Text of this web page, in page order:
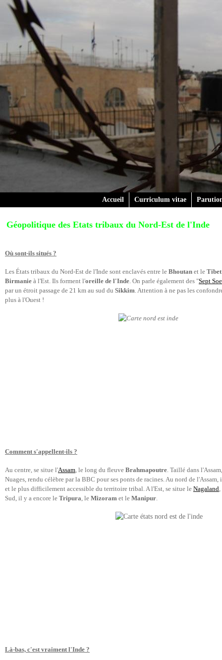
Accueil Curriculum vitae
Géopolitique des Etats tribaux du Nord-Est de l'Inde
Où sont-ils situés ?
Les États tribaux du Nord-Est de l'Inde sont enclavés entre le Bhoutan et le Tibet
Birmanie à l'Est. Ils forment l'oreille de l'Inde. On parle également des "Sept
par un étroit passage de 21 km au sud du Sikkim. Attention à ne pas les
plus à l'Ouest !
Comment s'appellent-ils ?
Au centre, se situe l'Assam , le long du fleuve Brahmapoutre . Taillé dans
Nuages, rendu célèbre par la BBC pour ses ponts de racines. Au nord de l'Assam,
et le plus difficilement accessible du territoire tribal. A l'Est, se situe le Nagaland
Sud, il y a encore le Tripura , le Mizoram et le Manipur
Là-bas, c'est vraiment l'Inde ?